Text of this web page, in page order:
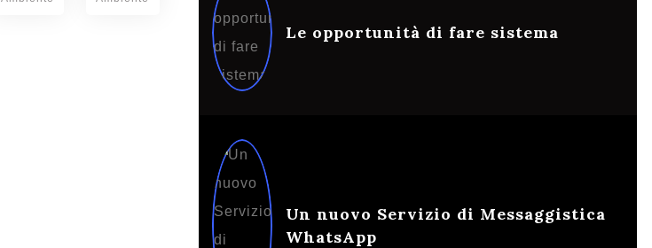
Le opportunità di fare sistema
Un nuovo Servizio di Messaggistica
WhatsApp